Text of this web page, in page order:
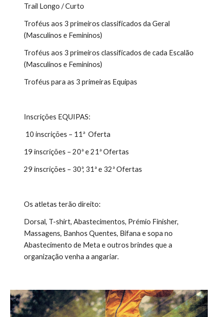
Trail Longo / Curto
Troféus aos 3 primeiros classificados da Geral
(Masculinos e Femininos)
Troféus aos 3 primeiros classificados de cada Escalão
(Masculinos e Femininos)
Troféus para as 3 primeiras Equipas
Inscrições EQUIPAS:
10 inscrições – 11ª  Oferta
19 inscrições – 20ª e 21ª Ofertas
29 inscrições – 30ª, 31ª e 32ª Ofertas
Os atletas terão direito:
Dorsal, T-shirt, Abastecimentos, Prémio Finisher,
Massagens, Banhos Quentes, Bifana e sopa no
Abastecimento de Meta e outros brindes que a
organização venha a angariar.